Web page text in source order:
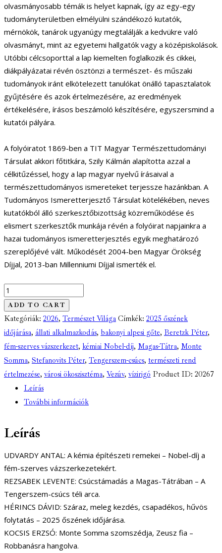
olvasmányosabb témák is helyet kapnak, így az egy-egy
tudományterületben elmélyülni szándékozó kutatók,
mérnökök, tanárok ugyanúgy megtalálják a kedvükre való
olvasmányt, mint az egyetemi hallgatók vagy a középiskolások.
Utóbbi célcsoporttal a lap kiemelten foglalkozik és cikkei,
diákpályázatai révén ösztönzi a természet- és műszaki
tudományok iránt elkötelezett tanulókat önálló tapasztalatok
gyűjtésére és azok értelmezésére, az eredmények
értékelésére, írásos beszámoló készítésére, egyszersmind a
kutatói pályára.
A folyóiratot 1869-ben a TIT Magyar Természettudományi
Társulat akkori főtitkára, Szily Kálmán alapította azzal a
célkitűzéssel, hogy a lap magyar nyelvű írásaival a
természettudományos ismereteket terjessze hazánkban. A
Tudományos Ismeretterjesztő Társulat kötelékében, neves
kutatókból álló szerkesztőbizottság közreműködése és
elismert szerkesztők munkája révén a folyóirat napjainkra a
hazai tudományos ismeretterjesztés egyik meghatározó
szereplőjévé vált. Működését 2004-ben Magyar Örökség
Díjjal, 2013-ban Millenniumi Díjjal ismerték el.
Természet
Világa
-
157.
évfolyam
lapszám
(digitális)
mennyiség
ADD TO CART
Kategóriák: 2026, Természet Világa Címkék: 2025 őszének
időjárása, állati alkalmazkodás, bakonyi alpesi gőte, Beretzk Péter,
fém-szerves vázszerkezet, kémiai Nobel-díj, Magas-Tátra, Monte
Somma, Stefanovits Péter, Tengerszem-csúcs, természeti rend
értelmezése, városi ökoszisztéma, Vezúv, vízirigó Product ID: 20267
Leírás
További információk
Leírás
UDVARDY ANTAL: A kémia építészeti remekei – Nobel-díj a
fém-szerves vázszerkezetekért.
REZSABEK LEVENTE: Csúcstámadás a Magas-Tátrában – A
Tengerszem-csúcs téli arca.
HÉRINCS DÁVID: Száraz, meleg kezdés, csapadékos, hűvös
folytatás – 2025 őszének időjárása.
KOCSIS ERZSÓ: Monte Somma szomszédja, Zeusz fia –
Robbanásra hangolva.